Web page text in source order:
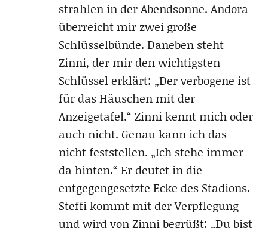
strahlen in der Abendsonne. Andora
überreicht mir zwei große
Schlüsselbünde. Daneben steht
Zinni, der mir den wichtigsten
Schlüssel erklärt: „Der verbogene ist
für das Häuschen mit der
Anzeigetafel.“ Zinni kennt mich oder
auch nicht. Genau kann ich das
nicht feststellen. „Ich stehe immer
da hinten.“ Er deutet in die
entgegengesetzte Ecke des Stadions.
Steffi kommt mit der Verpflegung
und wird von Zinni begrüßt: „Du bist